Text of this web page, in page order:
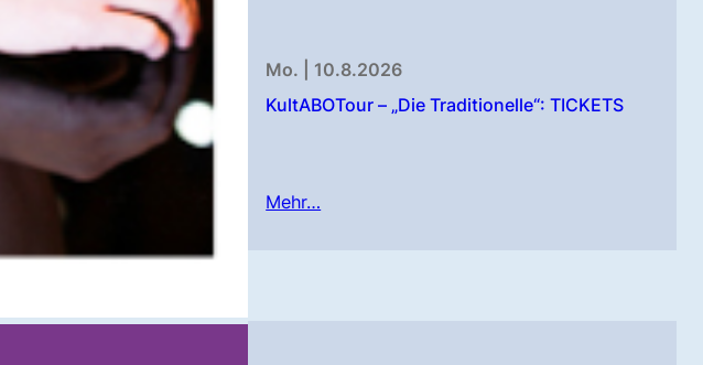
Mo. | 10.8.2026
KultABOTour – „Die Traditionelle“: TICKETS
Mehr…